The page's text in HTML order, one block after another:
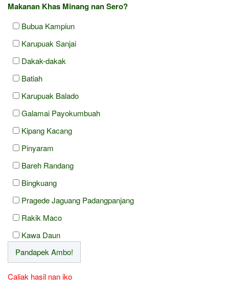
Makanan Khas Minang nan Sero?
Bubua Kampiun
Karupuak Sanjai
Dakak-dakak
Batiah
Karupuak Balado
Galamai Payokumbuah
Kipang Kacang
Pinyaram
Bareh Randang
Bingkuang
Pragede Jaguang Padangpanjang
Rakik Maco
Kawa Daun
Caliak hasil nan iko